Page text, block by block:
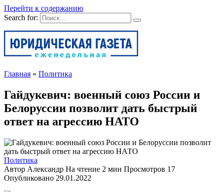
Перейти к содержанию
Search for:
Главная » Политика
Гайдукевич: военный союз России и
Белоруссии позволит дать быстрый
ответ на агрессию НАТО
Политика
Автор Александр На чтение 2 мин Просмотров 17
Опубликовано 29.01.2022